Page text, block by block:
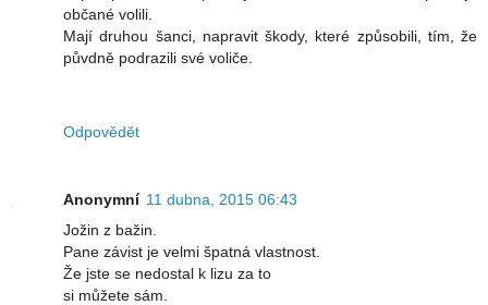
občané volili.
Mají druhou šanci, napravit škody, které způsobili, tím, že
půvdně podrazili své voliče.
Odpovědět
Anonymní 11 dubna, 2015 06:43
Jožin z bažin.
Pane závist je velmi špatná vlastnost.
Že jste se nedostal k lizu za to
si můžete sám.